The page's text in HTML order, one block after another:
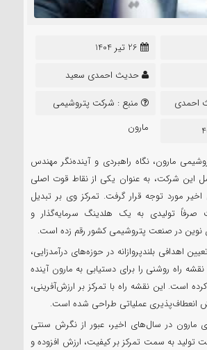
26 تیر 1404
حدیث احمدی سعید
احمدی
منبع : شرکت پتروشیمی
مارون
مارون، نگاه راهبردی و آینده‌نگر مهندس
این شرکت، به عنوان یکی از نقاط قوت اصلی
مورد توجه قرار گرفت. تمرکز وی بر تبدیل
تولیدی به یک هلدینگ سرمایه‌گذار و
نوین در صنعت پتروشیمی کشور رقم زده است.
اهدافی بلندپروازانه در حوزه‌های درآمدزایی،
راه روشنی را برای دستیابی به مارون آینده
ترسیم کرده است. این نقشه راه با تمرکز بر ارزش‌آفرینی،
انعطاف‌پذیری عملیاتی طراحی شده است.
مارون در سال‌های اخیر، عبور از نگرش سنتی
تولید به سمت تمرکز بر کیفیت، ارزش افزوده و